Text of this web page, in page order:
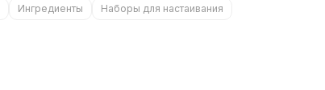
Ингредиенты
Наборы для настаивания